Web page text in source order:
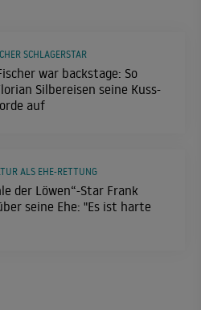
war backstage: So
Silbereisen seine Kuss-
auf
SCHLAGERSTAR
der Löwen“-Star Frank
seine Ehe: "Es ist harte
ALS EHE-RETTUNG